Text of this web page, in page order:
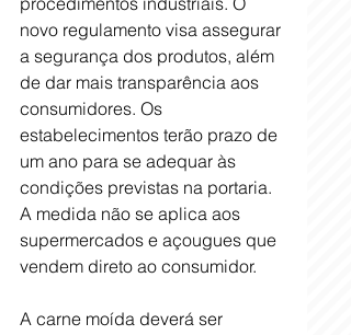
novo regulamento visa assegurar
a segurança dos produtos, além
de dar mais transparência aos
consumidores. Os
estabelecimentos terão prazo de
um ano para se adequar às
condições previstas na portaria.
A medida não se aplica aos
supermercados e açougues que
vendem direto ao consumidor.
A carne moída deverá ser